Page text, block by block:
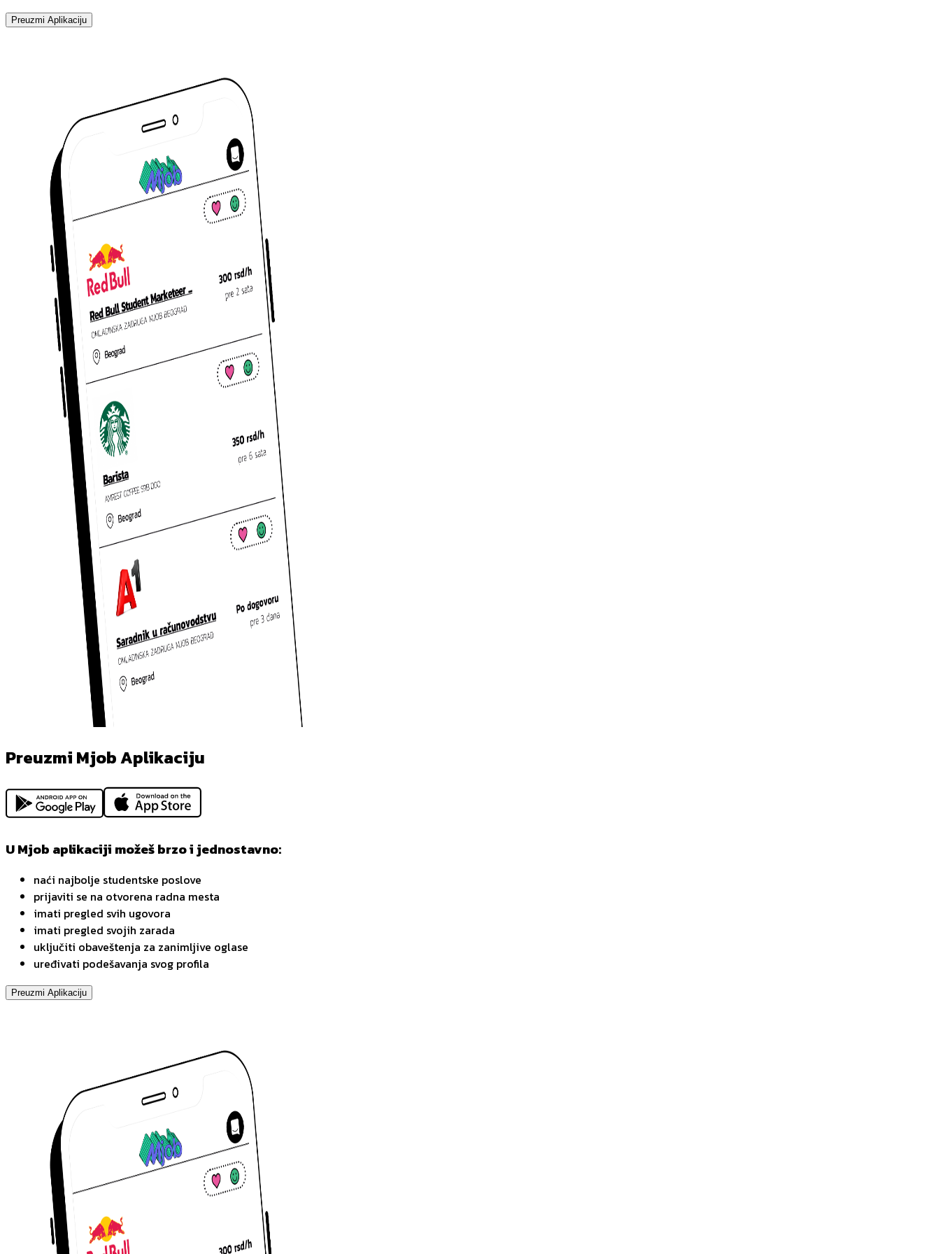
Preuzmi Aplikaciju
Preuzmi Mjob Aplikaciju
U Mjob aplikaciji možeš brzo i jednostavno:
naći najbolje studentske poslove
prijaviti se na otvorena radna mesta
imati pregled svih ugovora
imati pregled svojih zarada
uključiti obaveštenja za zanimljive oglase
uređivati podešavanja svog profila
Preuzmi Aplikaciju